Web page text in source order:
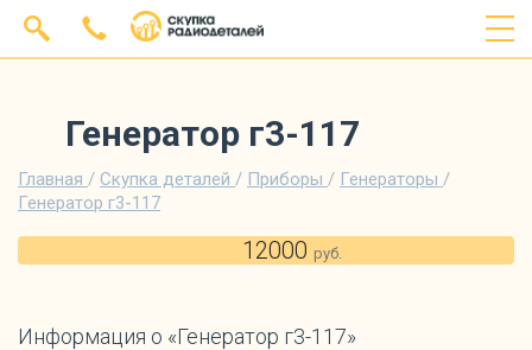
Генератор г3-117
Главная / Скупка деталей / Приборы / Генераторы /
Генератор г3-117
12000руб.
Информация о «Генератор г3-117»